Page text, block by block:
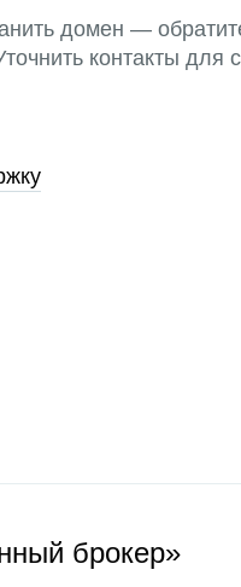
домен —
контакты для
брокер»